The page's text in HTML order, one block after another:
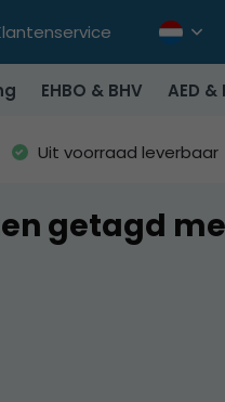
EHBO & BHV AED
Uit voorraad leverbaar
getagd